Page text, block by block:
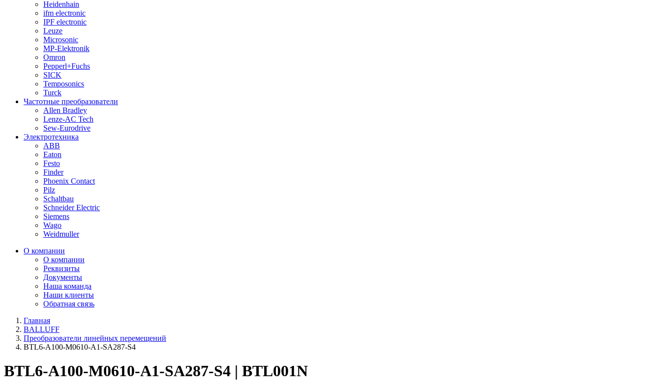
Heidenhain
ifm electronic
IPF electronic
Leuze
Microsonic
MP-Elektronik
Omron
Pepperl+Fuchs
SICK
Temposonics
Turck
Частотные преобразователи
Allen Bradley
Lenze-AC Tech
Sew-Eurodrive
Электротехника
ABB
Eaton
Festo
Finder
Phoenix Contact
Pilz
Schaltbau
Schneider Electric
Siemens
Wago
Weidmuller
О компании
О компании
Реквизиты
Документы
Наша команда
Наши клиенты
Обратная связь
Главная
BALLUFF
Преобразователи линейных перемещений
BTL6-A100-M0610-A1-SA287-S4
BTL6-A100-M0610-A1-SA287-S4 | BTL001N